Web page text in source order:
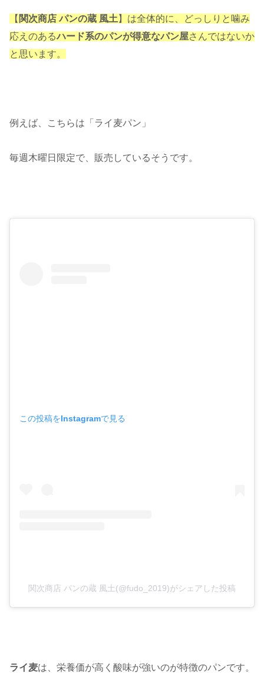
【 関次商店 パンの蔵 風土 】は全体的に、どっしりと噛み
応えのあるハード系のパンが得意なパン屋さんではないか
と思います。
例えば、こちらは「ライ麦パン」
毎週木曜日限定で、販売しているそうです。
この投稿をInstagramで見る
関次商店 パンの蔵 風土(@fudo_2019)がシェアした投稿
ライ麦は、栄養価が高く酸味が強いのが特徴のパンです。